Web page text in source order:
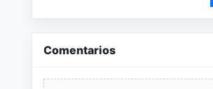
Comentarios